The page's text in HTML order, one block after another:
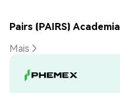
Pairs (PAIRS) Academia
Mais